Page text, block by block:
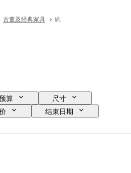
古董及经典家具 碗
算
尺寸
结束日期